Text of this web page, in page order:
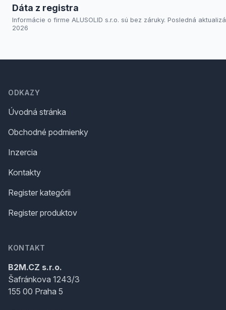
Dáta z registra
Informácie o firme ALUSOLID s.r.o. sú bez záruky. Posledná
2026
ODKAZY
Úvodná stránka
Obchodné podmienky
Inzercia
Kontakty
Register kategórii
Register produktov
KONTAKT
B2M.CZ s.r.o.
Šafránkova 1243/3
155 00 Praha 5